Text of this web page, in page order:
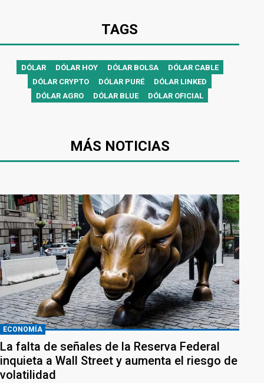
TAGS
DÓLAR DÓLAR HOY DÓLAR BOLSA
DÓLAR CABLE
DÓLAR CRYPTO
DÓLAR PURÉ
DÓLAR LINKED
DÓLAR AGRO
DÓLAR BLUE DÓLAR OFICIAL
MÁS NOTICIAS
ECONOMÍA
La falta de señales de la Reserva Federal
inquieta a Wall Street y aumenta el riesgo de
volatilidad